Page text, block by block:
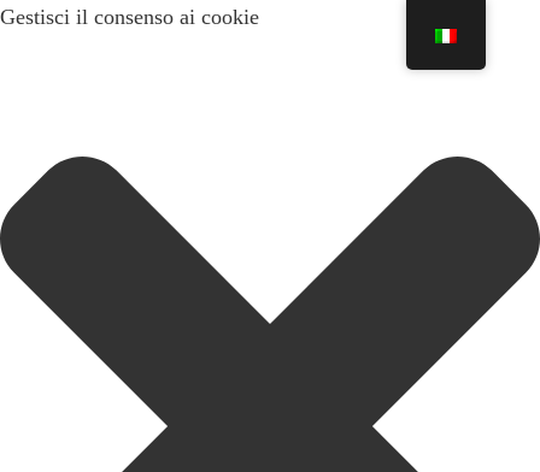
Gestisci il consenso ai cookie